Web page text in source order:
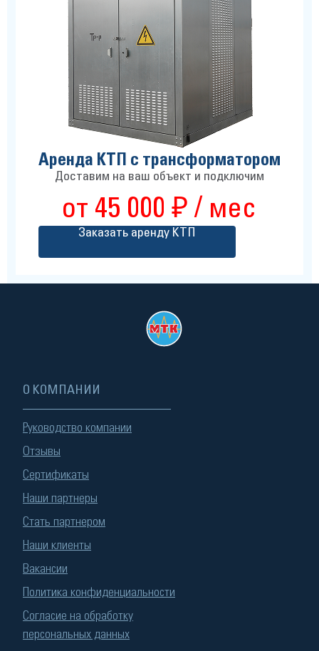
Аренда КТП с трансформатором
Доставим на ваш объект и подключим
от 45 000 ₽ / мес
Заказать аренду КТП
О КОМПАНИИ
Руководство компании
Отзывы
Сертификаты
Наши партнеры
Стать партнером
Наши клиенты
Вакансии
Политика конфиденциальности
Согласие на обработку
персональных данных